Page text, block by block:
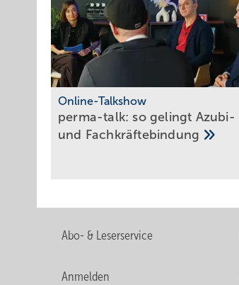
Online-Talkshow
perma-talk: so gelingt Azubi-
und Fach­kräf­te­bin­dung
Abo- & Leserservice
Anmelden